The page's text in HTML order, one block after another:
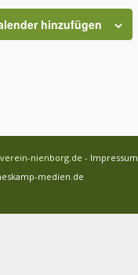
hinzufügen
nienborg.de - Impressum
medien.de